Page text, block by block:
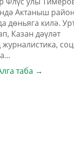
Актаныш
дөньяга килә.
Казан дәүләт
таба →